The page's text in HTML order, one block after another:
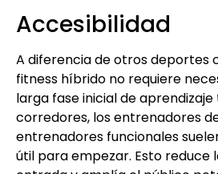
Accesibilidad
A diferencia de otros deportes
fitness híbrido no requiere
larga fase inicial de aprendizaje
corredores, los entrenadores
entrenadores funcionales
útil para empezar. Esto reduce